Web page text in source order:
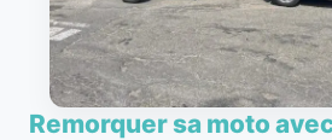
Remorquer sa moto